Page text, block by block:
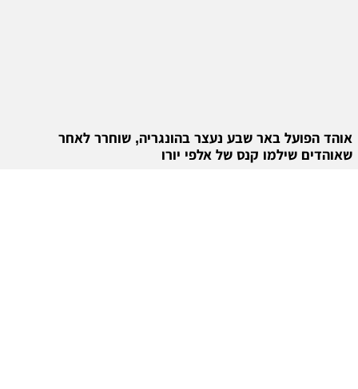
אוהד הפועל באר שבע נעצר בהונגריה, שוחרר לאחר
שאוהדים שילמו קנס של אלפי יורו